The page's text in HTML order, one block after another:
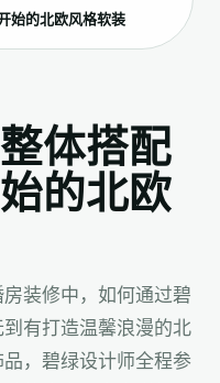
始的北欧风格软装
体搭配
的北欧
装修中，如何通过碧
有打造温馨浪漫的北
，碧绿设计师全程参